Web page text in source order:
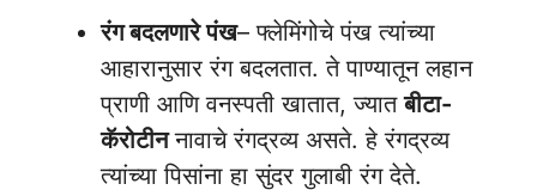
रंग बदलणारे पंख– फ्लेमिंगोचे पंख त्यांच्या
आहारानुसार रंग बदलतात. ते पाण्यातून लहान
प्राणी आणि वनस्पती खातात, ज्यातबीटा-
कॅरोटीननावाचे रंगद्रव्य असते. हे रंगद्रव्य
त्यांच्या पिसांना हा सुंदर गुलाबी रंग देते.